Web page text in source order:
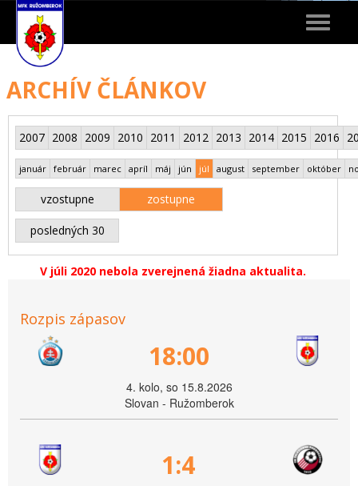
Toggle
ARCHÍV ČLÁNKOV
2007 2008 2009 2010 2011 2012 2013 2014 2015 2016
január február marec apríl máj jún júl august september október
vzostupne zostupne
posledných 30
V júli 2020 nebola zverejnená žiadna aktualita.
Rozpis zápasov
18:00
4. kolo, so 15.8.2026
Slovan - Ružomberok
1:4